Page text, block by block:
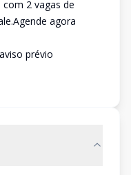
2 vagas de
agora
prévio